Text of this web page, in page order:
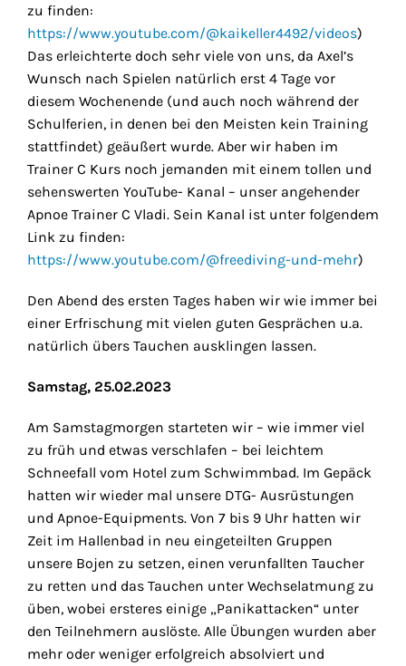
zu finden:
https://www.youtube.com/@kaikeller4492/videos)
Das erleichterte doch sehr viele von uns, da Axel’s
Wunsch nach Spielen natürlich erst 4 Tage vor
diesem Wochenende (und auch noch während der
Schulferien, in denen bei den Meisten kein Training
stattfindet) geäußert wurde. Aber wir haben im
Trainer C Kurs noch jemanden mit einem tollen und
sehenswerten YouTube- Kanal – unser angehender
Apnoe Trainer C Vladi. Sein Kanal ist unter folgendem
Link zu finden:
https://www.youtube.com/@freediving-und-mehr)
Den Abend des ersten Tages haben wir wie immer bei
einer Erfrischung mit vielen guten Gesprächen u.a.
natürlich übers Tauchen ausklingen lassen.
Samstag, 25.02.2023
Am Samstagmorgen starteten wir – wie immer viel
zu früh und etwas verschlafen – bei leichtem
Schneefall vom Hotel zum Schwimmbad. Im Gepäck
hatten wir wieder mal unsere DTG- Ausrüstungen
und Apnoe-Equipments. Von 7 bis 9 Uhr hatten wir
Zeit im Hallenbad in neu eingeteilten Gruppen
unsere Bojen zu setzen, einen verunfallten Taucher
zu retten und das Tauchen unter Wechselatmung zu
üben, wobei ersteres einige „Panikattacken“ unter
den Teilnehmern auslöste. Alle Übungen wurden aber
mehr oder weniger erfolgreich absolviert und